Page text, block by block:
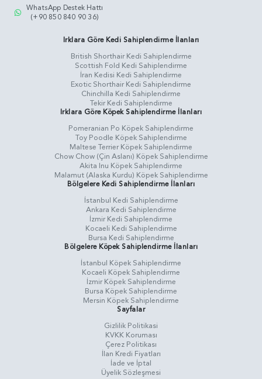
WhatsApp Destek Hattı
(+90 850 840 90 36)
Irklara Göre Kedi Sahiplendirme İlanları
British Shorthair Kedi Sahiplendirme
Scottish Fold Kedi Sahiplendirme
İran Kedisi Kedi Sahiplendirme
Exotic Shorthair Kedi Sahiplendirme
Chinchilla Kedi Sahiplendirme
Tekir Kedi Sahiplendirme
Irklara Göre Köpek Sahiplendirme İlanları
Pomeranian Po Köpek Sahiplendirme
Toy Poodle Köpek Sahiplendirme
Maltese Terrier Köpek Sahiplendirme
Chow Chow (Çin Aslanı) Köpek Sahiplendirme
Akita Inu Köpek Sahiplendirme
Malamut (Alaska Kurdu) Köpek Sahiplendirme
Bölgelere Kedi Sahiplendirme İlanları
İstanbul Kedi Sahiplendirme
Ankara Kedi Sahiplendirme
İzmir Kedi Sahiplendirme
Kocaeli Kedi Sahiplendirme
Bursa Kedi Sahiplendirme
Bölgelere Köpek Sahiplendirme İlanları
İstanbul Köpek Sahiplendirme
Kocaeli Köpek Sahiplendirme
İzmir Köpek Sahiplendirme
Bursa Köpek Sahiplendirme
Mersin Köpek Sahiplendirme
Sayfalar
Gizlilik Politikasi
KVKK Koruması
Çerez Politikası
İlan Kredi Fiyatları
İade ve İptal
Üyelik Sözleşmesi